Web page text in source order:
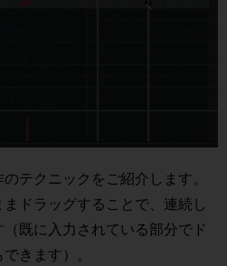
テクニックをご紹介します。
ドラッグすることで、連続し
既に入力されている部分でド
きます）。